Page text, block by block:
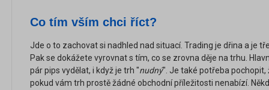
Co tím vším chci říct?
Jde o to zachovat si nadhled nad situací. Trading je dřina a je
Pak se dokážete vyrovnat s tím, co se zrovna děje na trhu.
pár pips vydělat, i když je trh "nudný". Je také potřeba
pokud vám trh prostě žádné obchodní příležitosti nenabízí.